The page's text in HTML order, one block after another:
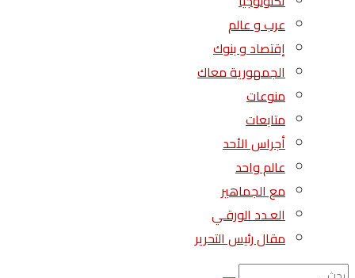
عرب و عالم
إقتصاد و بنوك
الجمهورية معاك
منوعات
متابعات
أجراس الأحد
عالم واحد
مع الجماهير
العـدد الورقـي
مقال رئيس التحرير